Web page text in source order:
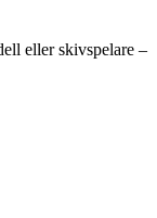
eller skivspelare –